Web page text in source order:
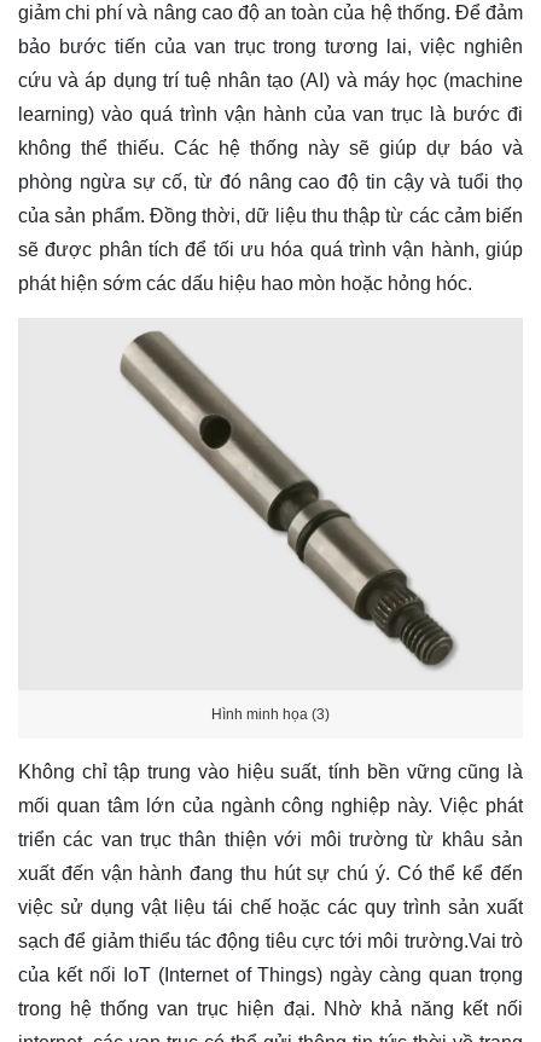
giảm chi phí và nâng cao độ an toàn của hệ thống. Để đảm
bảo bước tiến của van trục trong tương lai, việc nghiên
cứu và áp dụng trí tuệ nhân tạo (AI) và máy học (machine
learning) vào quá trình vận hành của van trục là bước đi
không thể thiếu. Các hệ thống này sẽ giúp dự báo và
phòng ngừa sự cố, từ đó nâng cao độ tin cậy và tuổi thọ
của sản phẩm. Đồng thời, dữ liệu thu thập từ các cảm biến
sẽ được phân tích để tối ưu hóa quá trình vận hành, giúp
phát hiện sớm các dấu hiệu hao mòn hoặc hỏng hóc.
Hình minh họa (3)
Không chỉ tập trung vào hiệu suất, tính bền vững cũng là
mối quan tâm lớn của ngành công nghiệp này. Việc phát
triển các van trục thân thiện với môi trường từ khâu sản
xuất đến vận hành đang thu hút sự chú ý. Có thể kể đến
việc sử dụng vật liệu tái chế hoặc các quy trình sản xuất
sạch để giảm thiểu tác động tiêu cực tới môi trường.Vai trò
của kết nối IoT (Internet of Things) ngày càng quan trọng
trong hệ thống van trục hiện đại. Nhờ khả năng kết nối